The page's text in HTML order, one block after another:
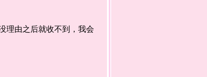
由之后就收不到，我会